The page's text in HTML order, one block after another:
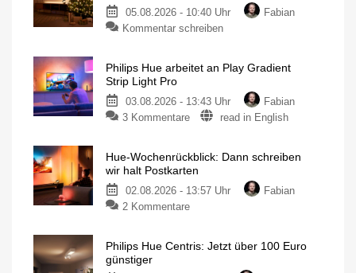
05.08.2026 - 10:40 Uhr
Fabian
Kommentar schreiben
Philips Hue arbeitet an Play Gradient
Strip Light Pro
03.08.2026 - 13:43 Uhr
Fabian
3 Kommentare
read in English
Hue-Wochenrückblick: Dann schreiben
wir halt Postkarten
02.08.2026 - 13:57 Uhr
Fabian
2 Kommentare
Philips Hue Centris: Jetzt über 100 Euro
günstiger